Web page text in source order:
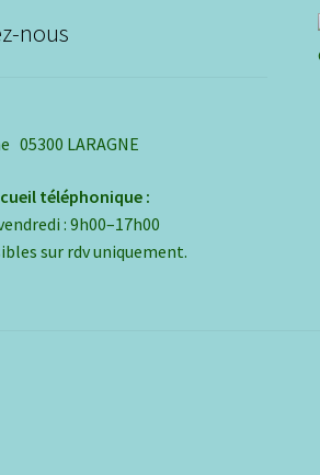
sur
nous
05300 LARAGNE
téléphonique :
: 9h00–17h00
sur rdv uniquement.